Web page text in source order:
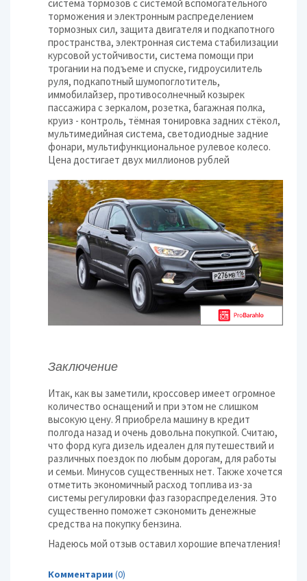
система тормозов с системой вспомогательного
торможения и электронным распределением
тормозных сил, защита двигателя и подкапотного
пространства, электронная система стабилизации
курсовой устойчивости, система помощи при
трогании на подъеме и спуске, гидроусилитель
руля, подкапотный шумопоглотитель,
иммобилайзер, противосолнечный козырек
пассажира с зеркалом, розетка, багажная полка,
круиз - контроль, тёмная тонировка задних стёкол,
мультимедийная система, светодиодные задние
фонари, мультифункциональное рулевое колесо.
Цена достигает двух миллионов рублей
Заключение
Итак, как вы заметили, кроссовер имеет огромное
количество оснащений и при этом не слишком
высокую цену. Я приобрела машину в кредит
полгода назад и очень довольна покупкой. Считаю,
что форд куга дизель идеален для путешествий и
различных поездок по любым дорогам, для работы
и семьи. Минусов существенных нет. Также хочется
отметить экономичный расход топлива из-за
системы регулировки фаз газораспределения. Это
существенно поможет сэкономить денежные
средства на покупку бензина.
Надеюсь мой отзыв оставил хорошие впечатления!
Комментарии (0)